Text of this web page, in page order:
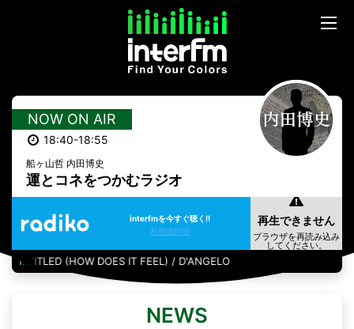
NOW ON AIR
18:40-18:55
船ヶ山哲 内田博史
運とコネをつかむラジオ
interfmを今すぐ聴く!!
利用規約等
(HOW DOES IT FEEL) / D'ANGELO
NEWS